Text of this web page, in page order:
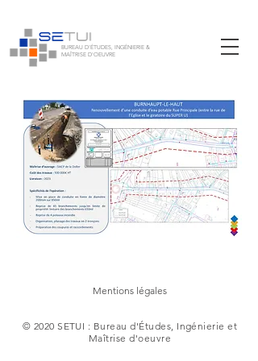
BUREAU D'ÉTUDES, INGÉNIERIE &
MAÎTRISE D'OEUVRE
Mentions légales
© 2020 SETUI : Bureau d'Études, Ingénierie et
Maîtrise d'oeuvre